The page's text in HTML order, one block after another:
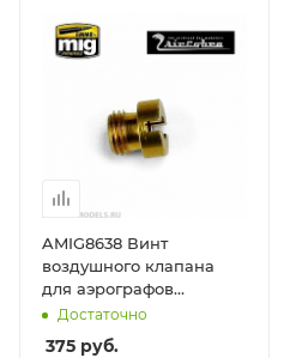
AMIG8638 Винт
воздушного клапана
для аэрографов
AirCobra, AirViper (Air
Valve Screw) Ammo Mig
Достаточно
375 руб.